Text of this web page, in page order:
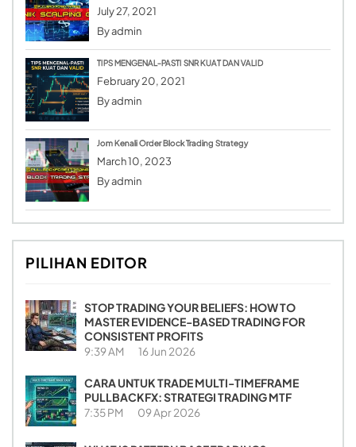
July 27, 2021
Byadmin
TIPS MENGENAL-PASTI SNR KUAT DAN VALID
February 20, 2021
Byadmin
Jom Kenali Order Block Trading Strategy
March 10, 2023
Byadmin
PILIHAN EDITOR
STOP TRADING YOUR BELIEFS: HOW TO
MASTER EVIDENCE-BASED TRADING FOR
CONSISTENT PROFITS
9:39 AM 16 Jun 2026
CARA UNTUK TRADE MULTI-TIMEFRAME
PULLBACKFX: STRATEGI TRADING MTF
7:35 PM 09 Apr 2026